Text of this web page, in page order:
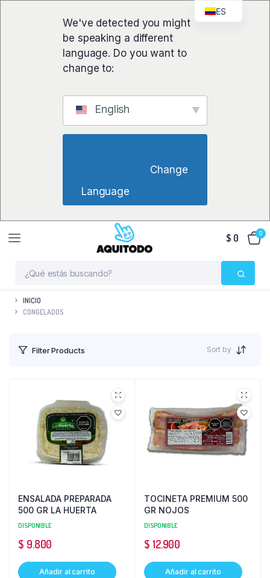
We've detected you might
be speaking a different
language. Do you want to
change to:
English
Language
$ 0 0
INICIO
CONGELADOS
Filter Products Sort by
ENSALADA PREPARADA
500 GR LA HUERTA
DISPONIBLE
$ 9.800
Añadir al carrito
TOCINETA PREMIUM 500
GR NOJOS
DISPONIBLE
$ 12.900
Añadir al carrito
ES